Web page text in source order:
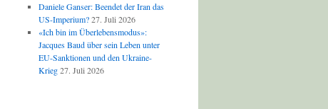
Daniele Ganser: Beendet der Iran das
US-Imperium? 27. Juli 2026
«Ich bin im Überlebensmodus»:
Jacques Baud über sein Leben unter
EU-Sanktionen und den Ukraine-
Krieg 27. Juli 2026